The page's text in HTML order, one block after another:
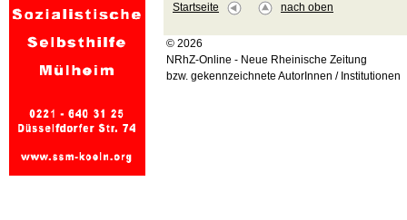
Startseite nach oben
© 2026
NRhZ-Online - Neue Rheinische Zeitung
bzw. gekennzeichnete AutorInnen / Institutionen